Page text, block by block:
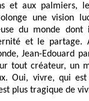
et aux palmiers,
une vision
du monde dont
et le partage.
Jean-Edouard
tout créateur, un
Oui, vivre, qui est
plus tragique de